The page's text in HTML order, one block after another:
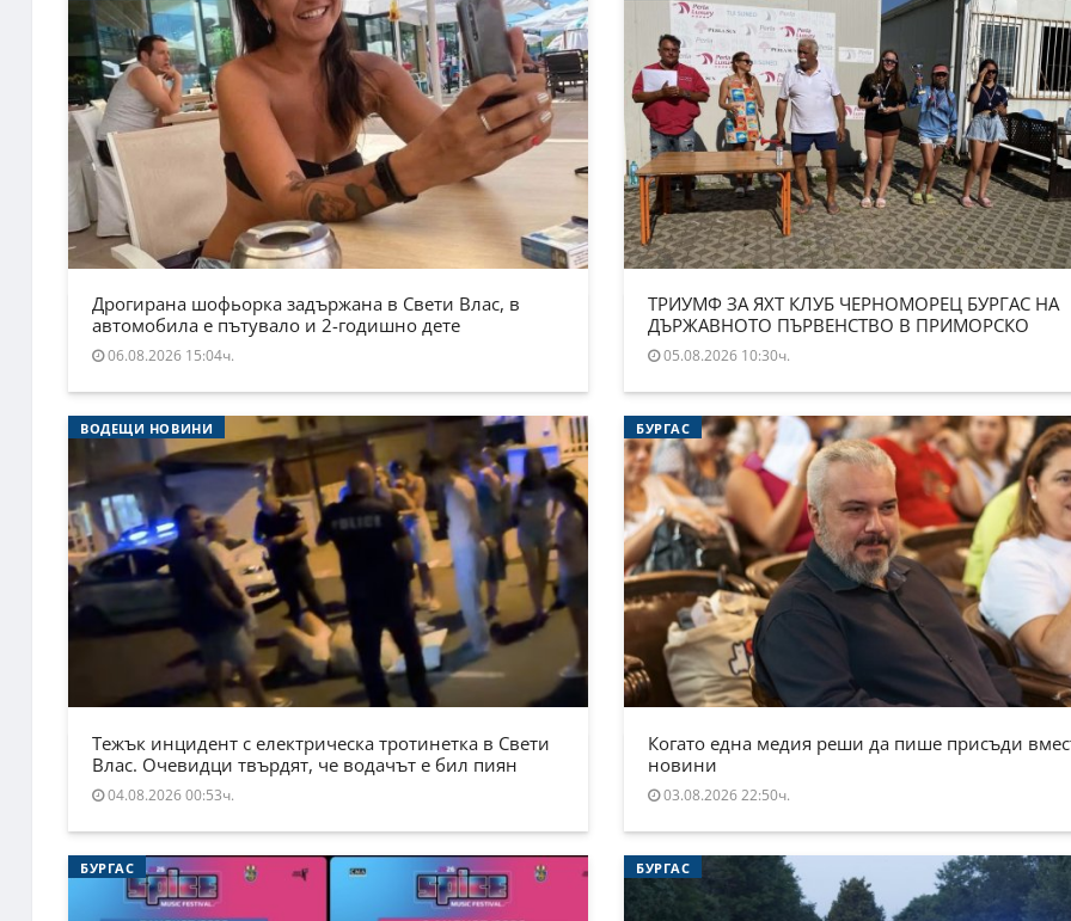
Дрогирана шофьорка задържана в Свети Влас, в
автомобила е пътувало и 2-годишно дете
06.08.2026 15:04ч.
ТРИУМФ ЗА ЯХТ КЛУБ ЧЕРНОМОРЕЦ БУРГАС НА
ДЪРЖАВНОТО ПЪРВЕНСТВО В ПРИМОРСКО
05.08.2026 10:30ч.
ВОДЕЩИ НОВИНИ
Тежък инцидент с електрическа тротинетка в Свети
Влас. Очевидци твърдят, че водачът е бил пиян
04.08.2026 00:53ч.
БУРГАС
Когато една медия реши да пише присъди
новини
03.08.2026 22:50ч.
БУРГАС БУРГАС